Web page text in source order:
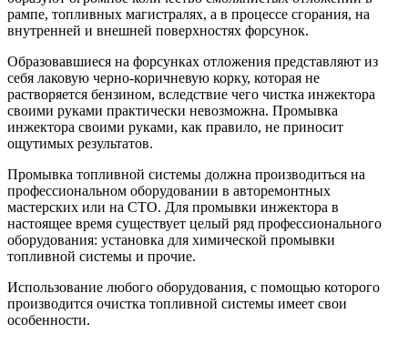
рампе, топливных магистралях, а в процессе сгорания, на
внутренней и внешней поверхностях форсунок.
Образовавшиеся на форсунках отложения представляют из
себя лаковую черно-коричневую корку, которая не
растворяется бензином, вследствие чего чистка инжектора
своими руками практически невозможна. Промывка
инжектора своими руками, как правило, не приносит
ощутимых результатов.
Промывка топливной системы должна производиться на
профессиональном оборудовании в авторемонтных
мастерских или на СТО. Для промывки инжектора в
настоящее время существует целый ряд профессионального
оборудования: установка для химической промывки
топливной системы и прочие.
Использование любого оборудования, с помощью которого
производится очистка топливной системы имеет свои
особенности.